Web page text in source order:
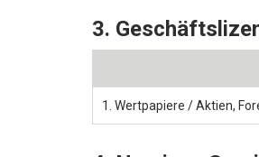
3.
1. Wertpapiere / Aktien,